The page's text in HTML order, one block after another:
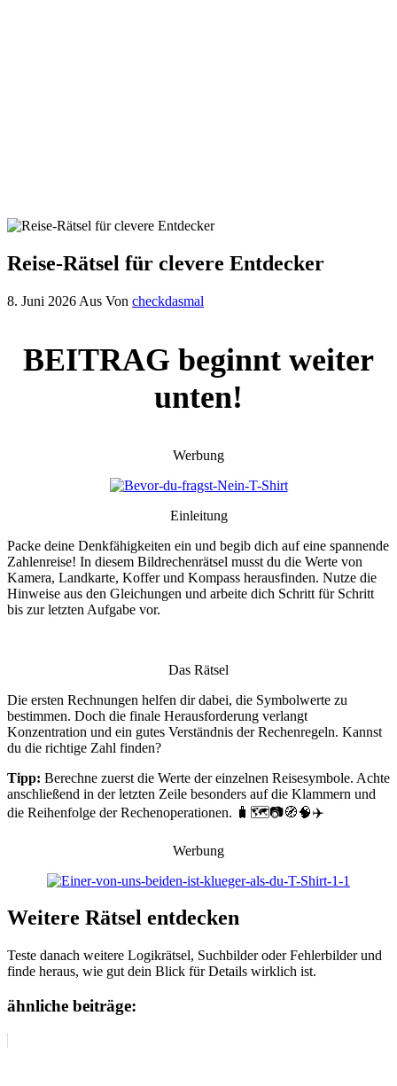
Reise-Rätsel für clevere Entdecker
8. Juni 2026 Aus Von checkdasmal
BEITRAG beginnt weiter
unten!
Werbung
Einleitung
Packe deine Denkfähigkeiten ein und begib dich auf eine spannende
Zahlenreise! In diesem Bildrechenrätsel musst du die Werte von
Kamera, Landkarte, Koffer und Kompass herausfinden. Nutze die
Hinweise aus den Gleichungen und arbeite dich Schritt für Schritt
bis zur letzten Aufgabe vor.
Das Rätsel
Die ersten Rechnungen helfen dir dabei, die Symbolwerte zu
bestimmen. Doch die finale Herausforderung verlangt
Konzentration und ein gutes Verständnis der Rechenregeln. Kannst
du die richtige Zahl finden?
Tipp: Berechne zuerst die Werte der einzelnen Reisesymbole. Achte
anschließend in der letzten Zeile besonders auf die Klammern und
die Reihenfolge der Rechenoperationen. 🧳🗺️📷🧭🧠✈️
Werbung
Weitere Rätsel entdecken
Teste danach weitere Logikrätsel, Suchbilder oder Fehlerbilder und
finde heraus, wie gut dein Blick für Details wirklich ist.
ähnliche beiträge: